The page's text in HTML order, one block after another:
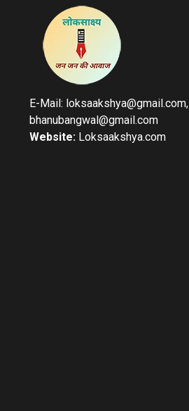
E-Mail: loksaakshya@gmail.com,
bhanubangwal@gmail.com
Website: Loksaakshya.com